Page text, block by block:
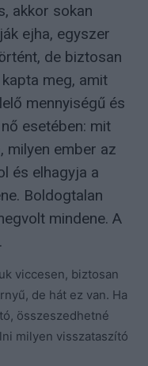
akkor sokan
ejha, egyszer
de biztosan
meg, amit
mennyiségű és
esetében: mit
milyen ember az
és elhagyja a
Boldogtalan
mindene. A
viccesen, biztosan
de hát ez van. Ha
összeszedhetné
milyen visszataszító